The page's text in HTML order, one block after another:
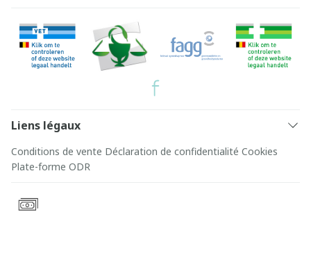
Liens légaux
Conditions de vente Déclaration de confidentialité Cookies
Plate-forme ODR